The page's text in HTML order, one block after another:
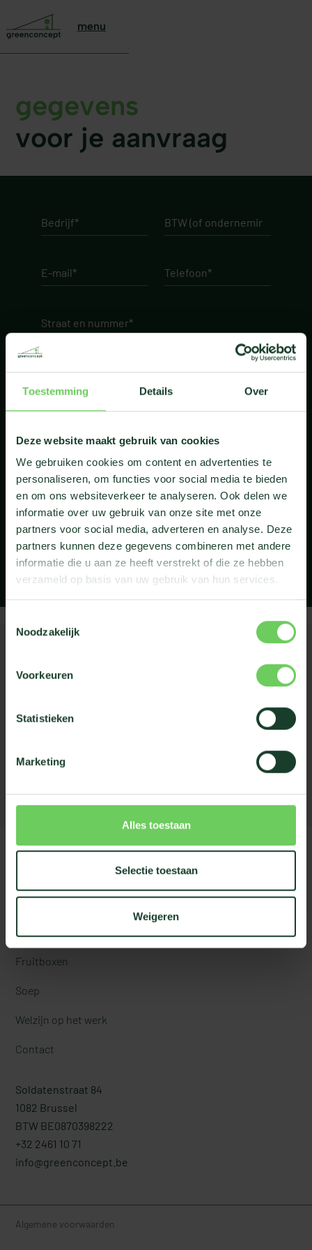
Toestemming Details Over
Deze website maakt gebruik van cookies
We gebruiken cookies om content en advertenties te
personaliseren, om functies voor social media te bieden
en om ons websiteverkeer te analyseren. Ook delen we
informatie over uw gebruik van onze site met onze
partners voor social media, adverteren en analyse. Deze
partners kunnen deze gegevens combineren met andere
informatie die u aan ze heeft verstrekt of die ze hebben
verzameld op basis van uw gebruik van hun services.
Noodzakelijk
Voorkeuren
Statistieken
Marketing
Alles toestaan
Selectie toestaan
Weigeren
menu
gegevens
voor je aanvraag
bericht verzenden
hebben gelezen.
Soldatenstraat 84
1082 Brussel
BTW BE0870398222
+32 2461 10 71
info@greenconcept.be
Kantoorplanten
Groene wanden
Fruitboxen
Soep
Welzijn op het werk
Contact
test
Algemene voorwaarden